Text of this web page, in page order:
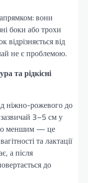
вони
боки або трохи
від
не є проблемою.
та рідкісні
ніжно-рожевого до
3–5 см у
меншим — це
та лактації
а після
до